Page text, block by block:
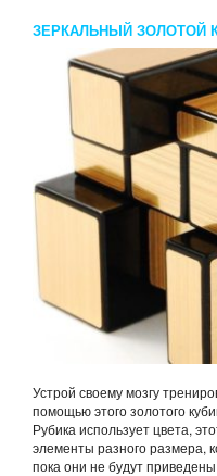
ЗЕРКАЛЬНЫЙ ЗОЛОТОЙ
Устрой своему мозгу
помощью этого золотого
Рубика использует цвета,
элементы разного размера,
пока они не будут